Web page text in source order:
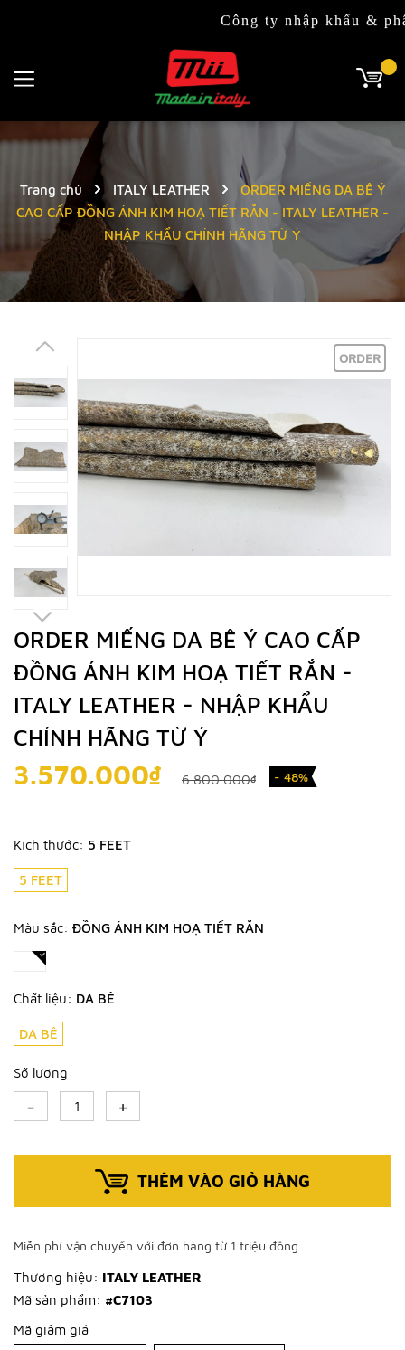
Công ty nhập khẩu & phân
Trang chủ ITALY LEATHER
ORDER MIẾNG DA BÊ Ý
CAO CẤP ĐỒNG ÁNH KIM HOẠ TIẾT RẮN - ITALY LEATHER -
NHẬP KHẨU CHÍNH HÃNG TỪ Ý
ORDER
ORDER MIẾNG DA BÊ Ý CAO CẤP
ĐỒNG ÁNH KIM HOẠ TIẾT RẮN -
ITALY LEATHER - NHẬP KHẨU
CHÍNH HÃNG TỪ Ý
3.570.000₫ 6.800.000₫ - 48%
Kích thước: 5 FEET
5 FEET
Màu sắc: ĐỒNG ÁNH KIM HOẠ TIẾT RẮN
Chất liệu: DA BÊ
DA BÊ
Số lượng
- +
THÊM VÀO GIỎ HÀNG
Miễn phí vận chuyển với đơn hàng từ 1 triệu đồng
Thương hiệu: ITALY LEATHER
Mã sản phẩm: #C7103
Mã giảm giá